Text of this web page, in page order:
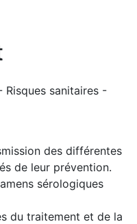
Risques sanitaires -
des différentes
de leur prévention.
sérologiques
du traitement et de la